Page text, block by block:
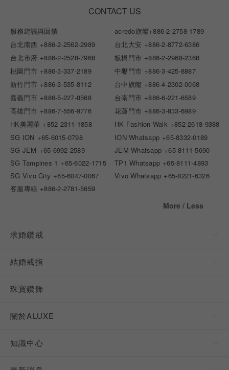
CONTACT US
服務建議與回饋 acredo旗艦+886-2-2758-1789
台北南西 +886-2-2562-2989 台北大安 +886-2-8772-6386
台北市府 +886-2-2528-7968 板橋門市 +886-2-2968-2368
桃園門市 +886-3-337-2189 中壢門市 +886-3-425-8887
新竹門市 +886-3-535-8112 台中旗艦 +886-4-2302-0068
嘉義門市 +886-5-227-8568 台南門市 +886-6-221-6589
高雄門市 +886-7-556-9776 花蓮門市 +886-3-833-6989
HK美麗華 +852-2311-1858 HK Fashion Walk +852-2618-9388
SG ION +65-6015-0798 ION Whatsapp +65-8332-0189
SG JEM +65-6992-2589 JEM Whatsapp +65-8111-5690
SG Tampines 1 +65-6022-1715 TP1 Whatsapp +65-8111-4893
SG Vivo City +65-6047-0067 Vivo Whatsapp +65-8221-6326
客服專線 +886-2-2781-5659
More / Less
求婚鑽戒
結婚戒指
珠寶鑽飾
關於ALUXE
知識中心